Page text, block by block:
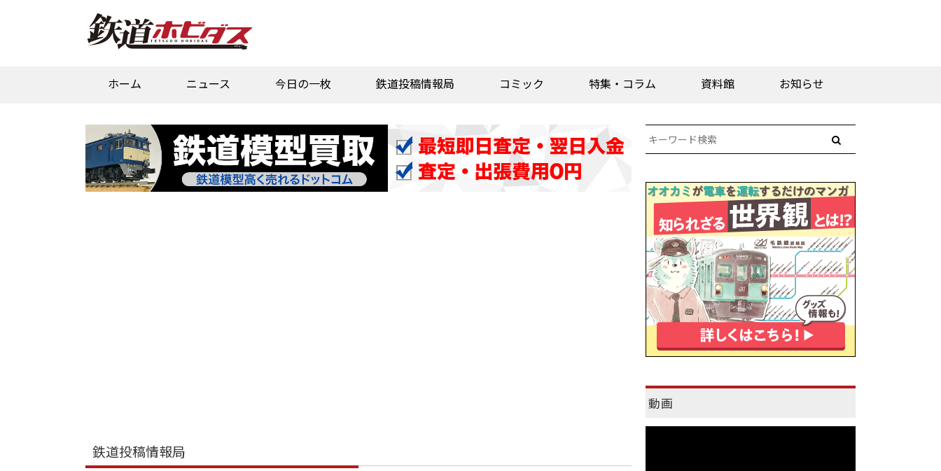
ホーム ニュース 今日の一枚 鉄道投稿情報局 コミック 特集・コラム 資料館 お知らせ
鉄道投稿情報局
動画